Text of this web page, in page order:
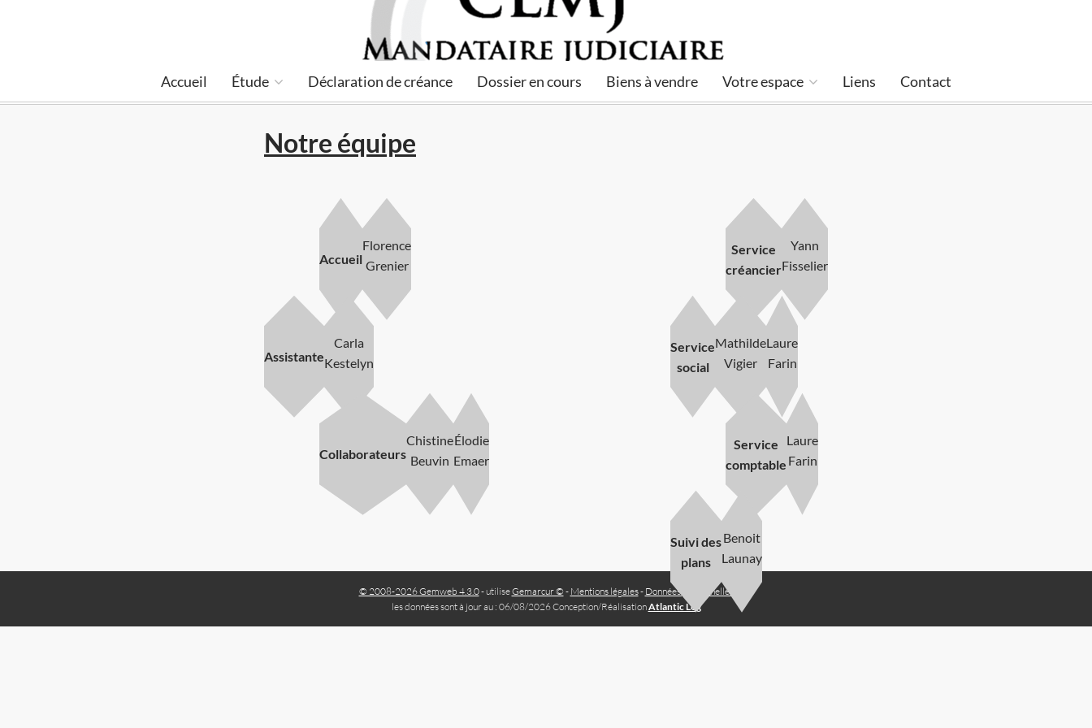
Accueil Étude Déclaration de créance Dossier en cours Biens à vendre Votre espace Liens Contact
Notre équipe
Accueil
Florence
Grenier
Assistante
Carla
Kestelyn
Collaborateurs
Chistine
Beuvin
Élodie
Emaer
Service
créancier
Yann
Fisselier
Service
social
Mathilde
Vigier
Laure
Farin
Service
comptable
Laure
Farin
Suivi des
plans
Benoit
Launay
© 2008-2026 Gemweb 4.3.0- utiliseGemarcur © - Mentions légales- Données personnelles
les données sont à jour au : 06/08/2026 Conception/RéalisationAtlantic Log